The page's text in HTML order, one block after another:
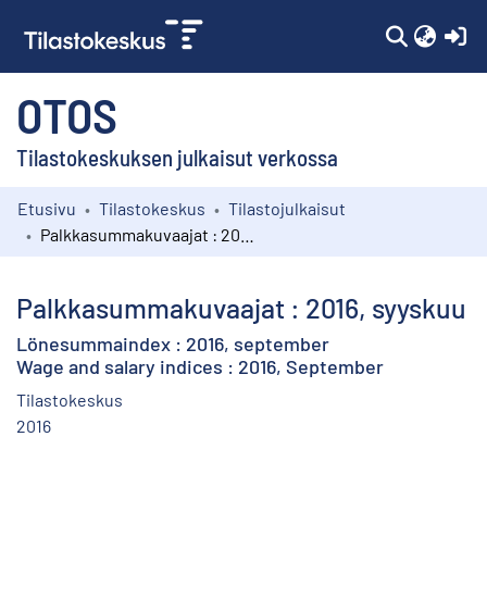
OTOS
Tilastokeskuksen julkaisut verkossa
Kokoelmat
Etusivu Tilastokeskus
Tilastojulkaisut
Palkkasummakuvaajat : 2016, syyskuu
Lönesummaindex : 2016, september
Wage and salary indices : 2016, September
Tilastokeskus
2016